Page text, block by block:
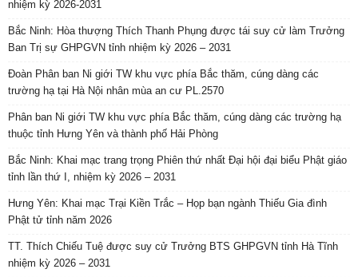
nhiệm kỳ 2026-2031
Bắc Ninh: Hòa thượng Thích Thanh Phụng được tái suy cử làm Trưởng
Ban Trị sự GHPGVN tỉnh nhiệm kỳ 2026 – 2031
Đoàn Phân ban Ni giới TW khu vực phía Bắc thăm, cúng dàng các
trường hạ tại Hà Nội nhân mùa an cư PL.2570
Phân ban Ni giới TW khu vực phía Bắc thăm, cúng dàng các trường hạ
thuộc tỉnh Hưng Yên và thành phố Hải Phòng
Bắc Ninh: Khai mạc trang trọng Phiên thứ nhất Đại hội đại biểu Phật giáo
tỉnh lần thứ I, nhiệm kỳ 2026 – 2031
Hưng Yên: Khai mạc Trại Kiền Trắc – Họp bạn ngành Thiếu Gia đình
Phật tử tỉnh năm 2026
TT. Thích Chiếu Tuệ được suy cử Trưởng BTS GHPGVN tỉnh Hà Tĩnh
nhiệm kỳ 2026 – 2031